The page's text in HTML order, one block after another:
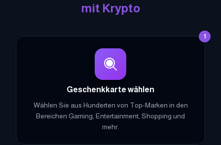
mit Krypto
1
Geschenkkarte wählen
Wählen Sie aus Hunderten von Top-Marken in den
Bereichen Gaming, Entertainment, Shopping und
mehr.